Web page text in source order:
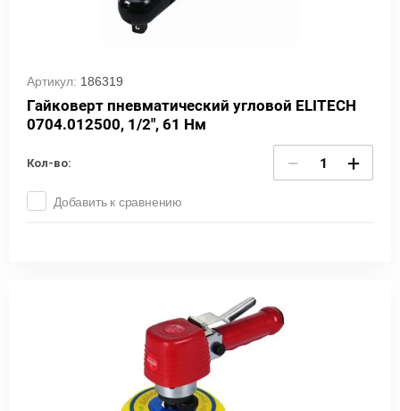
Артикул: 186319
Гайковерт пневматический угловой ELITECH
0704.012500, 1/2", 61 Нм
Кол-во: − +
Добавить к сравнению